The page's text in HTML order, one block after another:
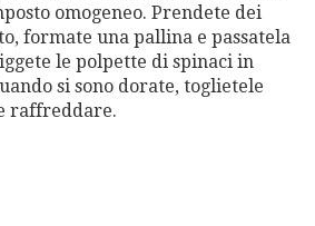
omogeneo. Prendete dei
formate una pallina e passatela
le polpette di spinaci in
si sono dorate, toglietele
raffreddare.